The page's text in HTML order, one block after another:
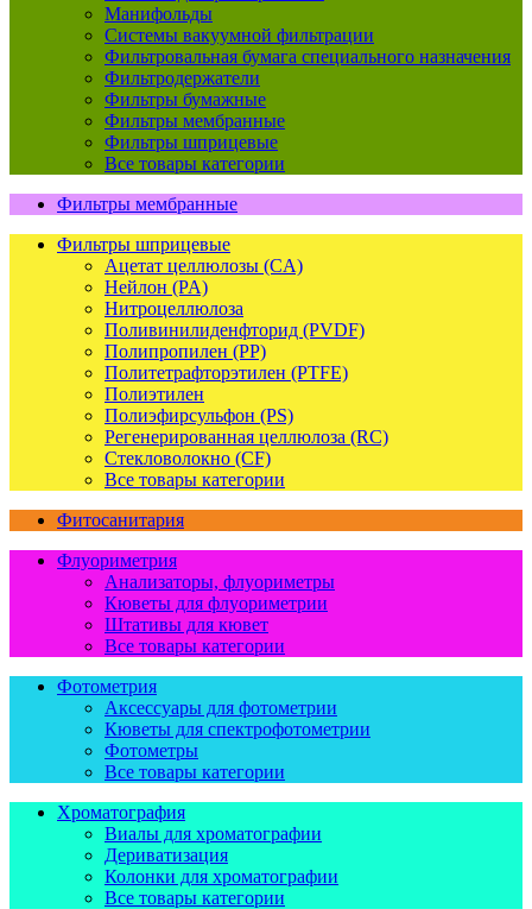
Манифольды
Системы вакуумной фильтрации
Фильтровальная бумага специального назначения
Фильтродержатели
Фильтры бумажные
Фильтры мембранные
Фильтры шприцевые
Все товары категории
Фильтры мембранные
Фильтры шприцевые
Ацетат целлюлозы (CA)
Нейлон (PA)
Нитроцеллюлоза
Поливинилиденфторид (PVDF)
Полипропилен (PP)
Политетрафторэтилен (PTFE)
Полиэтилен
Полиэфирсульфон (PS)
Регенерированная целлюлоза (RC)
Стекловолокно (CF)
Все товары категории
Фитосанитария
Флуориметрия
Анализаторы, флуориметры
Кюветы для флуориметрии
Штативы для кювет
Все товары категории
Фотометрия
Аксессуары для фотометрии
Кюветы для спектрофотометрии
Фотометры
Все товары категории
Хроматография
Виалы для хроматографии
Дериватизация
Колонки для хроматографии
Все товары категории